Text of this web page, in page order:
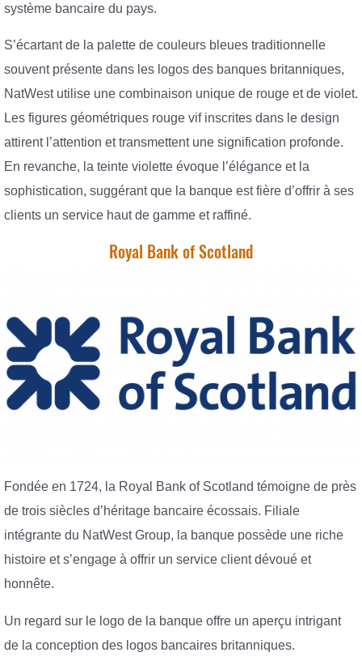
système bancaire du pays.
S’écartant de la palette de couleurs bleues traditionnelle
souvent présente dans les logos des banques britanniques,
NatWest utilise une combinaison unique de rouge et de violet.
Les figures géométriques rouge vif inscrites dans le design
attirent l’attention et transmettent une signification profonde.
En revanche, la teinte violette évoque l’élégance et la
sophistication, suggérant que la banque est fière d’offrir à ses
clients un service haut de gamme et raffiné.
Royal Bank of Scotland
Fondée en 1724, la Royal Bank of Scotland témoigne de près
de trois siècles d’héritage bancaire écossais. Filiale
intégrante du NatWest Group, la banque possède une riche
histoire et s’engage à offrir un service client dévoué et
honnête.
Un regard sur le logo de la banque offre un aperçu intrigant
de la conception des logos bancaires britanniques.